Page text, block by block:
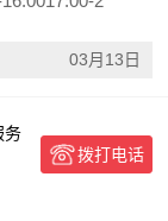
03月13日
务
拨打电话